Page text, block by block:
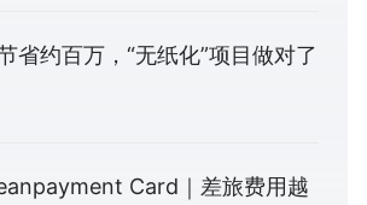
省约百万，“无纸化”项目做对了
Card｜差旅费用越